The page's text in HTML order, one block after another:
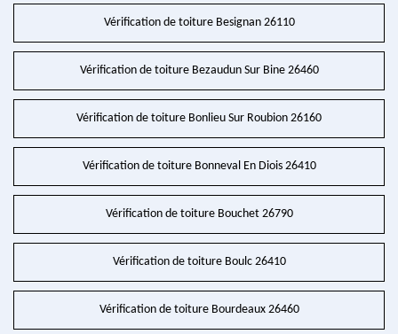
Vérification de toiture Besignan 26110
Vérification de toiture Bezaudun Sur Bine 26460
Vérification de toiture Bonlieu Sur Roubion 26160
Vérification de toiture Bonneval En Diois 26410
Vérification de toiture Bouchet 26790
Vérification de toiture Boulc 26410
Vérification de toiture Bourdeaux 26460